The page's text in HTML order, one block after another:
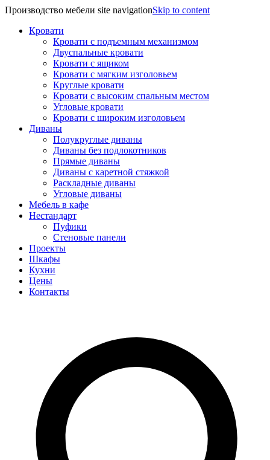
Производство мебели site navigationSkip to content
Кровати
Кровати с подъемным механизмом
Двуспальные кровати
Кровати с ящиком
Кровати с мягким изголовьем
Круглые кровати
Кровати с высоким спальным местом
Угловые кровати
Кровати с широким изголовьем
Диваны
Полукруглые диваны
Диваны без подлокотников
Прямые диваны
Диваны с каретной стяжкой
Раскладные диваны
Угловые диваны
Мебель в кафе
Нестандарт
Пуфики
Стеновые панели
Проекты
Шкафы
Кухни
Цены
Контакты